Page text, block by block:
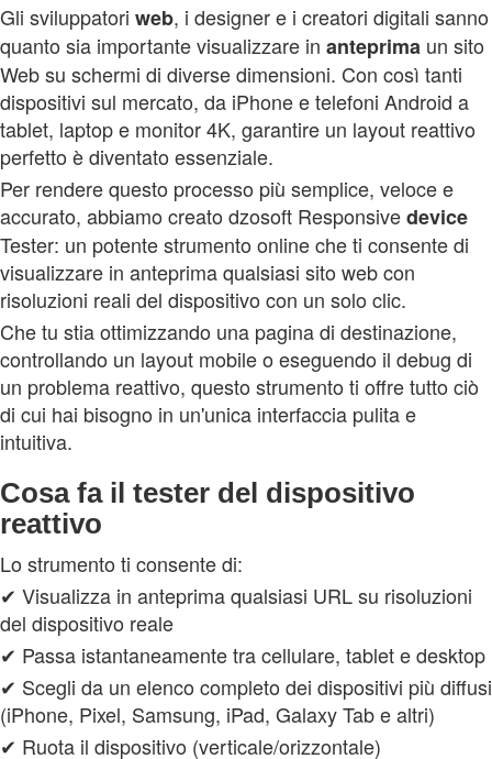
Gli sviluppatori web, i designer e i creatori digitali sanno
quanto sia importante visualizzare in anteprima un sito
Web su schermi di diverse dimensioni. Con così tanti
dispositivi sul mercato, da iPhone e telefoni Android a
tablet, laptop e monitor 4K, garantire un layout reattivo
perfetto è diventato essenziale.
Per rendere questo processo più semplice, veloce e
accurato, abbiamo creato dzosoft Responsivedevice
Tester: un potente strumento online che ti consente di
visualizzare in anteprima qualsiasi sito web con
risoluzioni reali del dispositivo con un solo clic.
Che tu stia ottimizzando una pagina di destinazione,
controllando un layout mobile o eseguendo il debug di
un problema reattivo, questo strumento ti offre tutto ciò
di cui hai bisogno in un'unica interfaccia pulita e
intuitiva.
Cosa fa il tester del dispositivo
reattivo
Lo strumento ti consente di:
✔ Visualizza in anteprima qualsiasi URL su risoluzioni
del dispositivo reale
✔ Passa istantaneamente tra cellulare, tablet e desktop
✔ Scegli da un elenco completo dei dispositivi più diffusi
(iPhone, Pixel, Samsung, iPad, Galaxy Tab e altri)
✔ Ruota il dispositivo (verticale/orizzontale)